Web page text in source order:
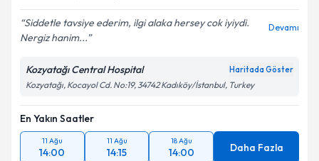
Siddetle tavsiye ederim, ilgi alaka hersey cok iyiydi.
Nergiz hanim...
Devamı
Kozyatağı Central Hospital Haritada Göster
Kozyatağı, Kocayol Cd. No:19, 34742 Kadıköy/İstanbul, Turkey
En Yakın Saatler
11 Ağu
14:00
11 Ağu
14:15
18 Ağu
14:00 Daha Fazla